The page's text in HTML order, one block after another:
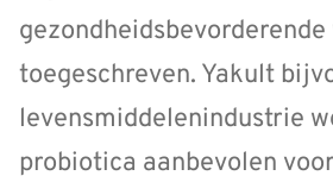
toegeschreven. Yakult
levensmiddelenindustrie
probiotica aanbevolen